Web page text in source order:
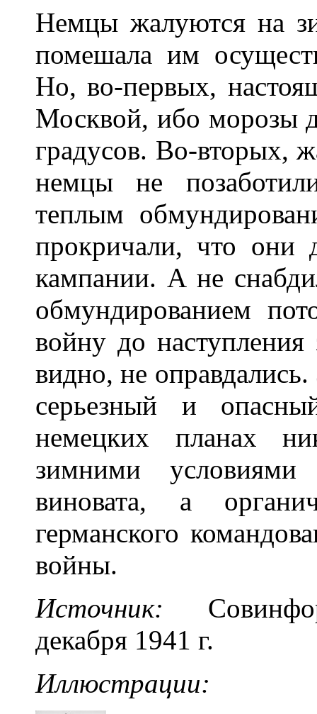
Немцы жалуются на
помешала им
Но, во-первых,
Москвой, ибо морозы
градусов. Во-вторых,
немцы не
теплым
прокричали, что они
кампании. А не
обмундированием
войну до
видно, не
серьезный и
немецких планах
зимними
виновата, а
германского
войны.
Источник:
декабря 1941 г.
Иллюстрации: